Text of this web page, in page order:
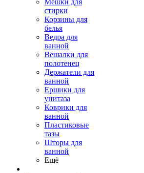
Мешки для
стирки
Корзины для
белья
Ведра для
ванной
Вешалки для
полотенец
Держатели для
ванной
Ершики для
унитаза
Коврики для
ванной
Пластиковые
тазы
Шторы для
ванной
Ещё